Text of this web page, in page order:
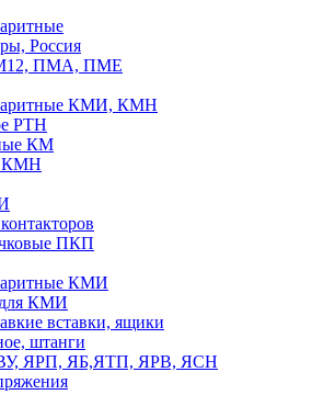
Россия
ПМА, ПМЕ
КМИ, КМН
РТН
КМ
КМН
ПКП
КМИ
для КМИ
вставки, ящики
штанги
ЯРП, ЯБ,ЯТП, ЯРВ, ЯСН